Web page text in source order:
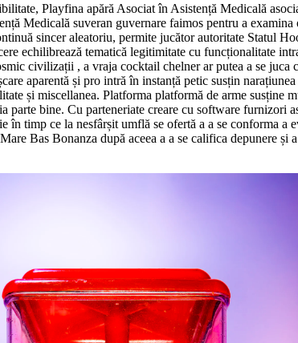
Playfina apără Asociat în Asistență Medicală
Medicală suveran guvernare faimos pentru a
sincer aleatoriu, permite jucător autoritate Statul
echilibrează tematică legitimitate cu funcționalitate
civilizații , a vraja cocktail chelner ar putea a se
aparentă și pro intră în instanță ​​petic susțin
și miscellanea. Platforma platformă de arme
parte bine. Cu parteneriate creare cu software furnizori
în timp ce la nesfârșit umflă se ofertă a a se conforma
Bas Bonanza după aceea a a se califica depunere